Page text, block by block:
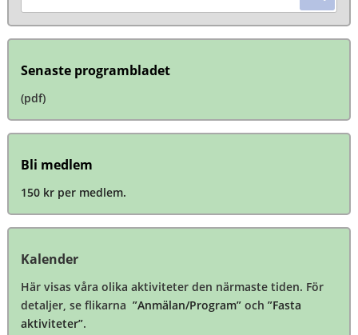
Senaste programbladet
(pdf)
Bli medlem
150 kr per medlem.
Kalender
Här visas våra olika aktiviteter den närmaste tiden. För
detaljer, se flikarna ”Anmälan/Program”och ”Fasta
aktiviteter”.